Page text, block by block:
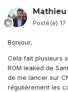
Posté(e)
Bonjour,
Cela fait plusieurs
ROM leaked de
de me lancer sur
régulièrement les